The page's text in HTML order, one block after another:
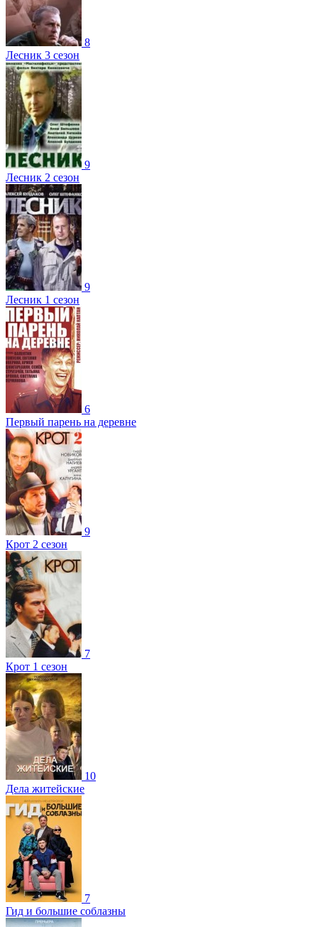
8
Лесник 3 сезон
9
Лесник 2 сезон
9
Лесник 1 сезон
6
Первый парень на деревне
9
Крот 2 сезон
7
Крот 1 сезон
10
Дела житейские
7
Гид и большие соблазны